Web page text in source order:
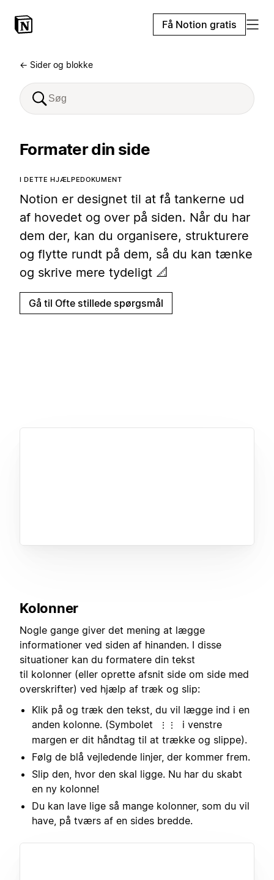
Få Notion gratis
← Sider og blokke
Formater din side
I DETTE HJÆLPEDOKUMENT
Notion er designet til at få tankerne ud
af hovedet og over på siden. Når du har
dem der, kan du organisere, strukturere
og flytte rundt på dem, så du kan tænke
og skrive mere tydeligt 📐
Gå til Ofte stillede spørgsmål
Kolonner
Nogle gange giver det mening at lægge
informationer ved siden af hinanden. I disse
situationer kan du formatere din tekst
til kolonner (eller oprette afsnit side om side med
overskrifter) ved hjælp af træk og slip:
Klik på og træk den tekst, du vil lægge ind i en
anden kolonne. (Symbolet
⋮⋮
i venstre
margen er dit håndtag til at trække og slippe).
Følg de blå vejledende linjer, der kommer frem.
Slip den, hvor den skal ligge. Nu har du skabt
en ny kolonne!
Du kan lave lige så mange kolonner, som du vil
have, på tværs af en sides bredde.